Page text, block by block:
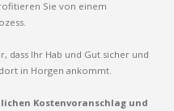
Sie von einem
dass Ihr Hab und Gut sicher und
in Horgen ankommt.
Kostenvoranschlag und